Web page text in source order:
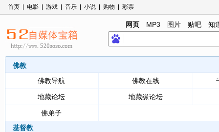
首页 电影 游戏 音乐 小说 购物 彩票
网页 MP3 图片 贴吧 知
佛教
佛教导航
佛教在线
地藏论坛 地藏缘论坛
佛弟子
基督教